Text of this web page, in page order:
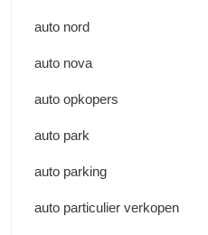
auto nord
auto nova
auto opkopers
auto park
auto parking
auto particulier verkopen